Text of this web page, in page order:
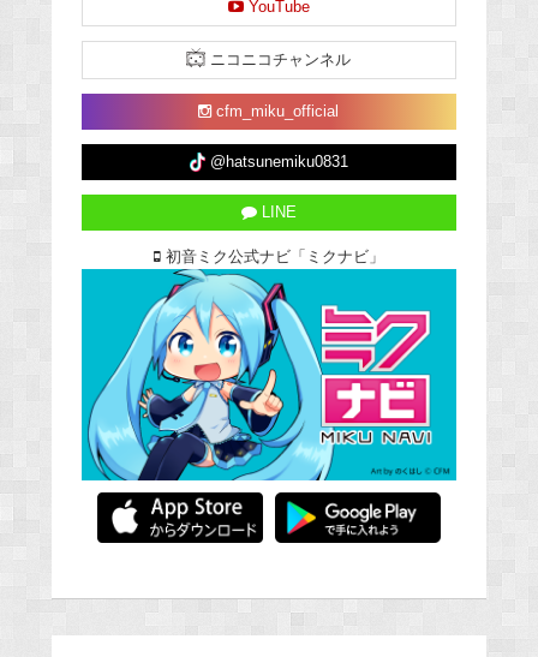
YouTube
ニコニコチャンネル
cfm_miku_official
@hatsunemiku0831
LINE
初音ミク公式ナビ「ミクナビ」